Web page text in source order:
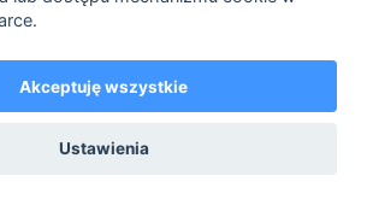
Akceptuję wszystkie
Ustawienia